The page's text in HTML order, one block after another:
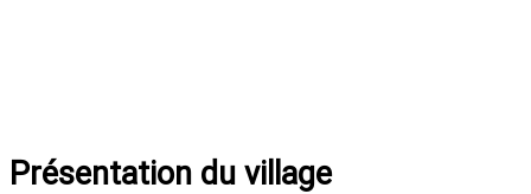
Présentation du village